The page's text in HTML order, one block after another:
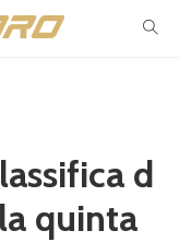
d
quinta